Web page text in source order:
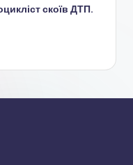
скоїв ДТП.